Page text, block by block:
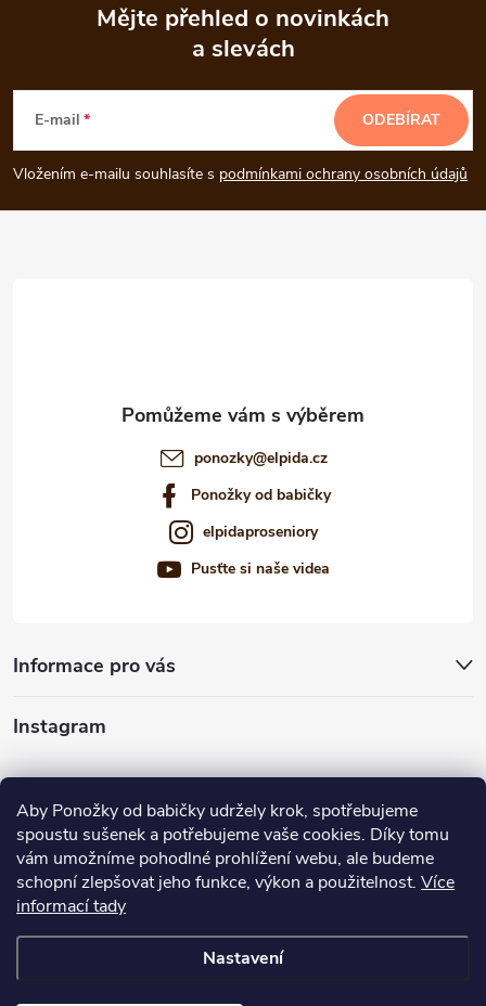
Aby Ponožky od babičky udržely krok, spotřebujeme
spoustu sušenek a potřebujeme vaše cookies. Díky tomu
vám umožníme pohodlné prohlížení webu, ale budeme
schopní zlepšovat jeho funkce, výkon a použitelnost. Více
informací tady
Nastavení
p
a
Mějte přehled o novinkách
a slevách
E-mail
Vložením e-mailu souhlasíte s podmínkami ochrany osobních údajů
ODEBÍRAT
ponozky@elpida.cz
Ponožky od babičky
elpidaproseniory
Pusťte si naše videa
Informace pro vás
Instagram
Nabízíme vám